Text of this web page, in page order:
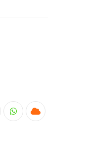
Whatsapp
Cloud